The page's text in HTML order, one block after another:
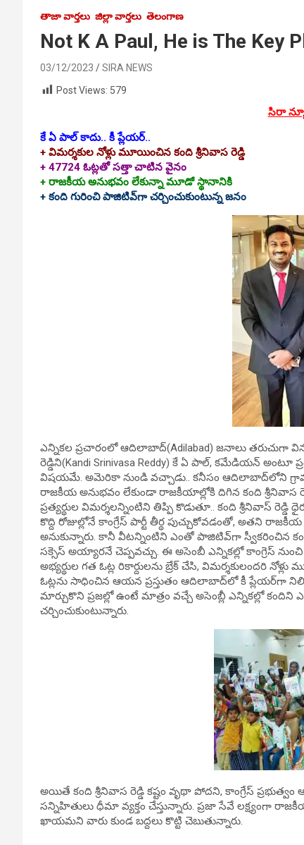
తాజా వార్తలు జిల్లా వార్తలు తెలంగాణ
Not K A Paul, He is The
03/12/2023
SIRA NEWS
Post Views: 579
సిరా
కే ఏ పాల్‌ కాదు.. కీ ప్లేయర్‌..
+ విమర్శకుల నోళ్లు మూయించిన కంది శ్రీనివాస రెడ్డి
+ 47724 ఓట్లతో సత్తా చాటిన వైనం
+ రాజకీయ అనుభవం లేకున్నా మూడో స్థానానికి
+ కంది గురించి పాజిటివ్‌గా చర్చించుకుంటున్న జనం
ఎన్నికల ప్రచారంలో ఆదిలాబాద్‌(Adilabad) జనాలు తరుచుగా
రెడ్డిని(Kandi Srinivasa Reddy) కే ఏ పాల్, కమేడియన్‌
విషయమే. అమెరికా నుండి వచ్చాడు.. కనీసం ఆదిలాబాద్‌లోని
రాజకీయ అనుభవం లేకుండా రాజకీయాల్లోకి దిగిన కంది శ్రీనివాస
ప్రత్యర్థుల విమర్శలన్నింటిని తిప్పి కొడుతూ.. కంది శ్రీనివాస్‌
కొద్ది రోజుల్లోనే కాంగ్రేస్‌ పార్టీ తీర్థ పుచ్చుకోవడంతో, అతని
అనుకున్నారు. కానీ వీటన్నింటిని ఎంతో పాజిటివ్‌గా స్వీకరించిన
సక్సెస్‌ అయ్యారనే చెప్పవచ్చు. ఈ అసెంబీ ఎన్నికల్లో కాంగ్రెస్
అభ్యర్థుల గత ఓట్ల రికార్దులను బ్రేక్‌ చేసి, విమర్శకులందరి
ఓట్లను సాధించిన ఆయన ప్రస్తుతం ఆదిలాబాద్‌లో కీ ప్లేయర్‌గా
మార్చుకొని ప్రజల్లో ఉంటే మాత్రం వచ్చే అసెంబ్లీ ఎన్నికల్లో కందిని
చర్చించుకుంటున్నారు.
అయితే కంది శ్రీనివాస రెడ్డి కష్టం వృథా పోదని, కాంగ్రేస్‌
సన్నిహితులు ధీమా వ్యక్తం చేస్తున్నారు. ప్రజా సేవే లక్ష్యంగా
ఖాయమని వారు కుండ బద్దలు కొట్టి చెబుతున్నారు.